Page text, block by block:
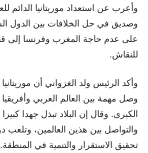
وأعرب عن استعداد موريتانيا الدائم
وصديق في حل الخلافات بين الدول
على عدم حاجة المغرب وفرنسا إلى
للنقاش.
وأكد الرئيس ولد الغزواني أن
وصل مهمة بين العالم العربي
الكبرى. وقال إن البلاد تبذل جهدا كبيرا
والتواصل بين هذين العالمين، وتلعب
تحقيق الاستقرار والتنمية في المنطقة.